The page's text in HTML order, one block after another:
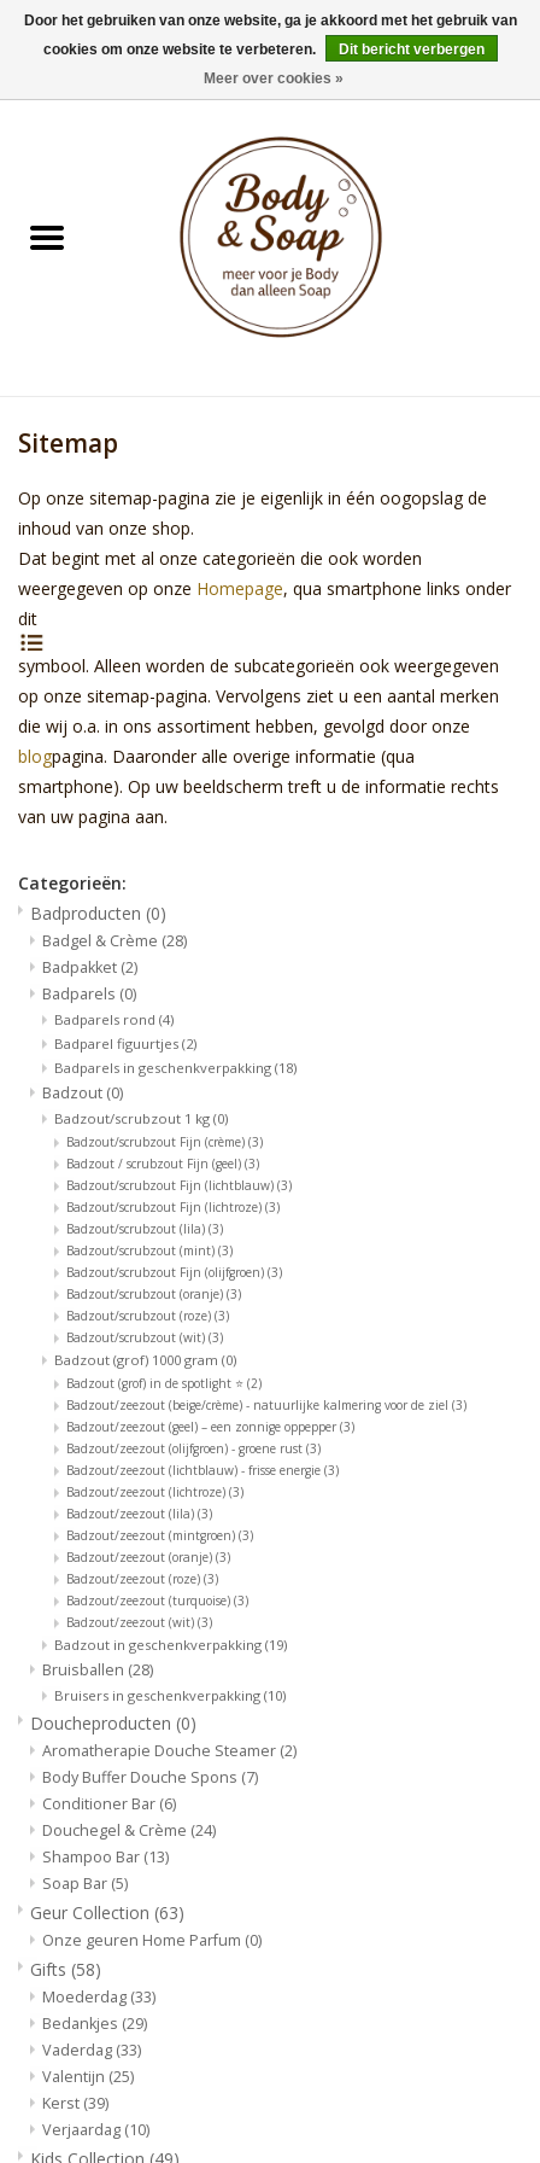
0 Artikelen - €0,00
Doucheproducten
Kids Collection
Men's Collection
Sale
Skin Collection
Soap
Verpakking
Women's Collection
Blogs
Contact
Sitemap
Op onze sitemap-pagina zie je eigenlijk in één oogopslag de
inhoud van onze shop.
Dat begint met al onze categorieën die ook worden
weergegeven op onze Homepage, qua smartphone links onder
dit
symbool. Alleen worden de subcategorieën ook weergegeven
op onze sitemap-pagina. Vervolgens ziet u een aantal merken
die wij o.a. in ons assortiment hebben, gevolgd door onze
blogpagina. Daaronder alle overige informatie (qua
smartphone). Op uw beeldscherm treft u de informatie rechts
van uw pagina aan.
Categorieën:
Badproducten (0)
Badgel & Crème (28)
Badpakket (2)
Badparels (0)
Badparels rond (4)
Badparel figuurtjes (2)
Badparels in geschenkverpakking (18)
Badzout (0)
Badzout/scrubzout 1 kg (0)
Badzout/scrubzout Fijn (crème) (3)
Badzout / scrubzout Fijn (geel) (3)
Badzout/scrubzout Fijn (lichtblauw) (3)
Badzout/scrubzout Fijn (lichtroze) (3)
Badzout/scrubzout (lila) (3)
Badzout/scrubzout (mint) (3)
Badzout/scrubzout Fijn (olijfgroen) (3)
Badzout/scrubzout (oranje) (3)
Badzout/scrubzout (roze) (3)
Badzout/scrubzout (wit) (3)
Badzout (grof) 1000 gram (0)
Badzout (grof) in de spotlight ⭐ (2)
Badzout/zeezout (beige/crème) - natuurlijke kalmering voor de ziel (3)
Badzout/zeezout (geel) – een zonnige oppepper(3)
Badzout/zeezout (olijfgroen) - groene rust (3)
Badzout/zeezout (lichtblauw) - frisse energie (3)
Badzout/zeezout (lichtroze) (3)
Badzout/zeezout (lila) (3)
Badzout/zeezout (mintgroen) (3)
Badzout/zeezout (oranje) (3)
Badzout/zeezout (roze) (3)
Badzout/zeezout (turquoise) (3)
Badzout/zeezout (wit) (3)
Badzout in geschenkverpakking (19)
Bruisballen (28)
Bruisers in geschenkverpakking (10)
Doucheproducten (0)
Aromatherapie Douche Steamer (2)
Body Buffer Douche Spons (7)
Conditioner Bar (6)
Douchegel & Crème (24)
Shampoo Bar (13)
Soap Bar (5)
Geur Collection (63)
Onze geuren Home Parfum (0)
Gifts (58)
Moederdag (33)
Bedankjes (29)
Vaderdag (33)
Valentijn (25)
Kerst (39)
Verjaardag (10)
Door het gebruiken van onze website, ga je akkoord met het gebruik van
cookies om onze website te verbeteren.
Dit bericht verbergen
Meer over cookies »